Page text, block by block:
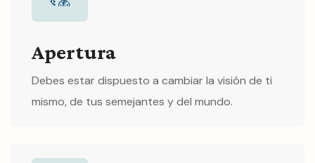
Apertura
Debes estar dispuesto a cambiar la visión de ti
mismo, de tus semejantes y del mundo.